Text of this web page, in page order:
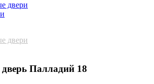
двери
двери
Палладий 18